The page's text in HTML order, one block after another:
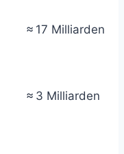
≈ 17 Milliarden
≈ 3 Milliarden